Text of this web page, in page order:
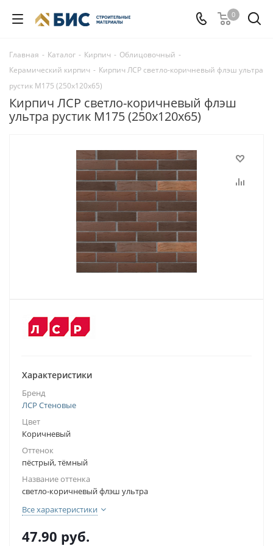
0
Главная - Каталог - Кирпич - Облицовочный -
Керамический кирпич - Кирпич ЛСР светло-коричневый флэш ультра
рустик М175 (250x120x65)
Кирпич ЛСР светло-коричневый флэш
ультра рустик М175 (250x120x65)
Характеристики
Бренд
ЛСР Стеновые
Цвет
Коричневый
Оттенок
пёстрый, тёмный
Название оттенка
светло-коричневый флэш ультра
Все характеристики
47.90 руб.